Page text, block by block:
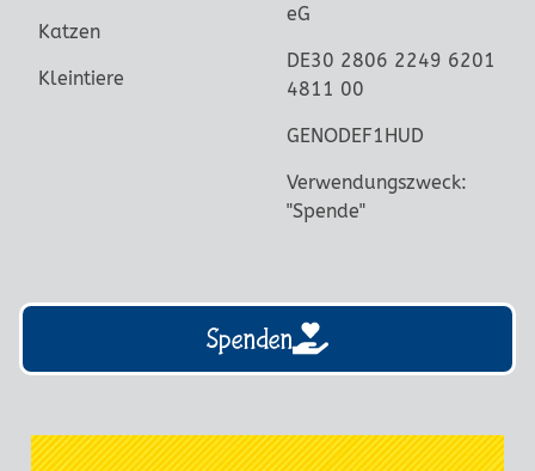
Katzen
Kleintiere
eG
DE30 2806 2249 6201
4811 00
GENODEF1HUD
Verwendungszweck:
"Spende"
Spenden